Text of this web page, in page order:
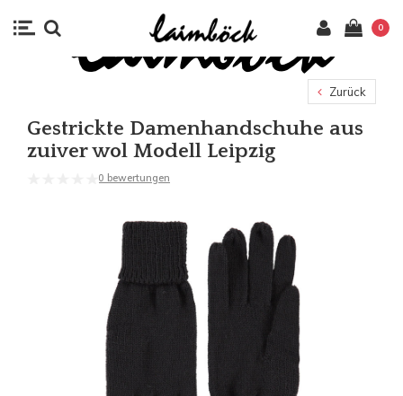
0
Zurück
Gestrickte Damenhandschuhe aus
zuiver wol Modell Leipzig
0 bewertungen